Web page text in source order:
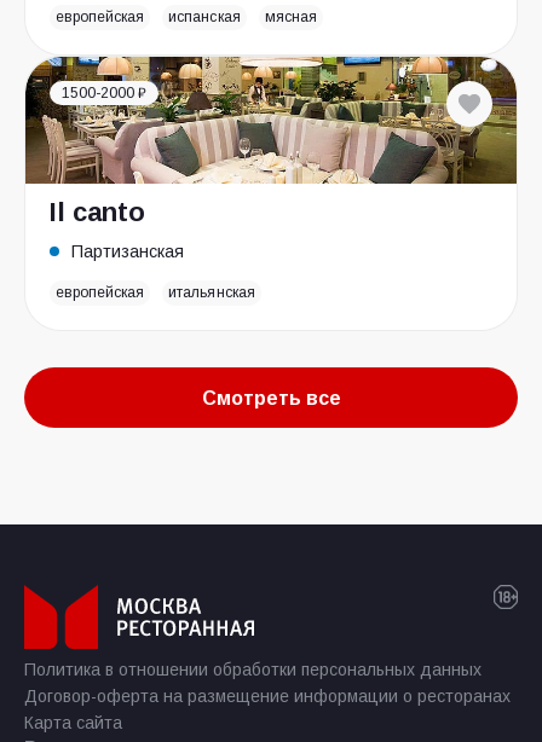
европейская испанская мясная
1500-2000 ₽
Il canto
Партизанская
европейская итальянская
Смотреть все
Политика в отношении обработки персональных данных
Договор-оферта на размещение информации о ресторанах
Карта сайта